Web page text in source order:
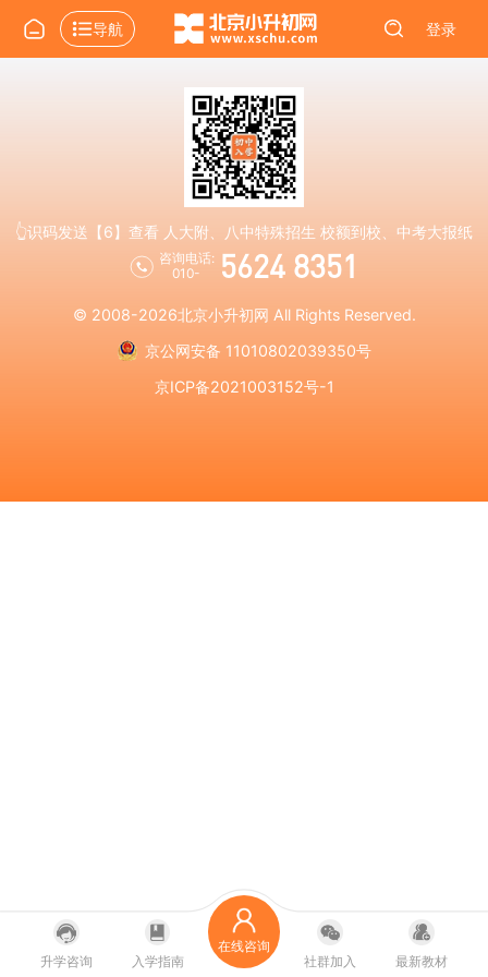
导航 登录
👆识码发送【6】查看 人大附、八中特殊招生 校额到校、中考大报纸
咨询电话:
010-
5624 8351
© 2008-2026北京小升初网 All Rights Reserved.
京公网安备 11010802039350号
京ICP备2021003152号-1
升学咨询 入学指南
在线咨询
社群加入
最新教材